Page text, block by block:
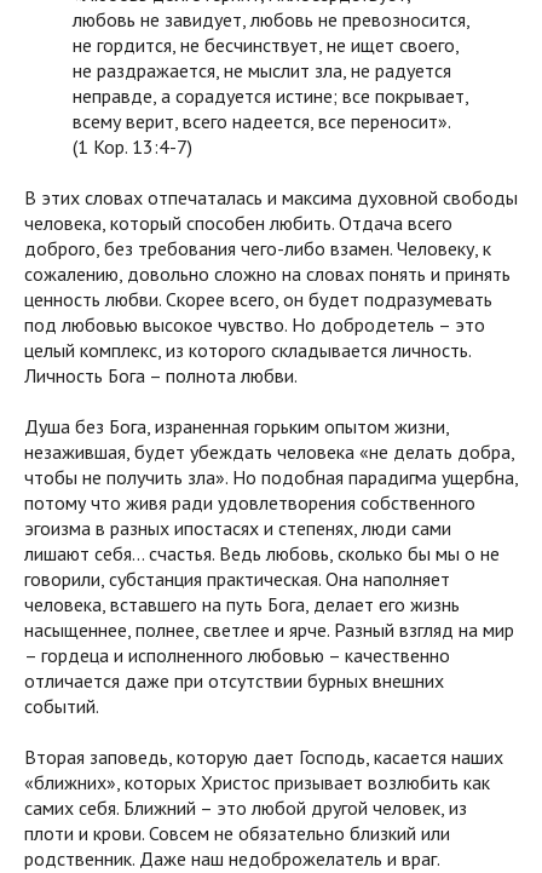
любовь не завидует, любовь не превозносится,
не гордится, не бесчинствует, не ищет своего,
не раздражается, не мыслит зла, не радуется
неправде, а сорадуется истине; все покрывает,
всему верит, всего надеется, все переносит».
(1 Кор. 13:4-7)
В этих словах отпечаталась и максима духовной свободы
человека, который способен любить. Отдача всего
доброго, без требования чего-либо взамен. Человеку, к
сожалению, довольно сложно на словах понять и принять
ценность любви. Скорее всего, он будет подразумевать
под любовью высокое чувство. Но добродетель – это
целый комплекс, из которого складывается личность.
Личность Бога – полнота любви.
Душа без Бога, израненная горьким опытом жизни,
незажившая, будет убеждать человека «не делать добра,
чтобы не получить зла». Но подобная парадигма ущербна,
потому что живя ради удовлетворения собственного
эгоизма в разных ипостасях и степенях, люди сами
лишают себя… счастья. Ведь любовь, сколько бы мы о не
говорили, субстанция практическая. Она наполняет
человека, вставшего на путь Бога, делает его жизнь
насыщеннее, полнее, светлее и ярче. Разный взгляд на мир
– гордеца и исполненного любовью – качественно
отличается даже при отсутствии бурных внешних
событий.
Вторая заповедь, которую дает Господь, касается наших
«ближних», которых Христос призывает возлюбить как
самих себя. Ближний – это любой другой человек, из
плоти и крови. Совсем не обязательно близкий или
родственник. Даже наш недоброжелатель и враг.